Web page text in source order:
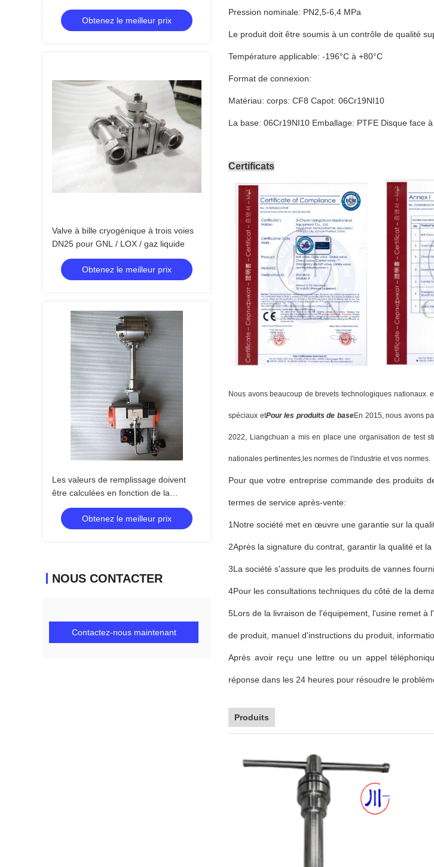
des performances optimales dans les
environnements à basse température
Obtenez le meilleur prix
Valve à bille cryogénique à trois voies
DN25 pour GNL / LOX / gaz liquide
Obtenez le meilleur prix
Les valeurs de remplissage doivent
être calculées en fonction de la
fréquence de l'écoulement de l'eau.
Obtenez le meilleur prix
NOUS CONTACTER
Contactez-nous maintenant
Pression nominale: PN2,5-6,4 MPa
Le produit doit être soumis à un contrôle de qualité
Température applicable: -196°C à +80°C
Format de connexion:
Matériau: corps: CF8 Capot: 06Cr19NI10
La base: 06Cr19NI10 Emballage: PTFE Disque face
Certificats
Nous avons beaucoup de brevets technologiques
spéciaux etPour les produits de baseEn 2015, nous avons
2022, Liangchuan a mis en place une organisation de test
nationales pertinentes,les normes de l'industrie et vos normes.
Pour que votre entreprise commande des produits
termes de service après-vente:
1Notre société met en œuvre une garantie sur la
2Après la signature du contrat, garantir la qualité et
3La société s'assure que les produits de vannes
4Pour les consultations techniques du côté de la
5Lors de la livraison de l'équipement, l'usine remet à
de produit, manuel d'instructions du produit,
Après avoir reçu une lettre ou un appel
réponse dans les 24 heures pour résoudre le
Produits